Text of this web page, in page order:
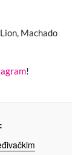
Machado
!